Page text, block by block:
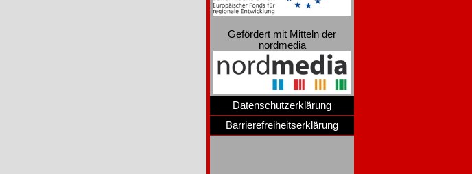
Gefördert mit Mitteln der
nordmedia
Datenschutzerklärung
Barrierefreiheitserklärung